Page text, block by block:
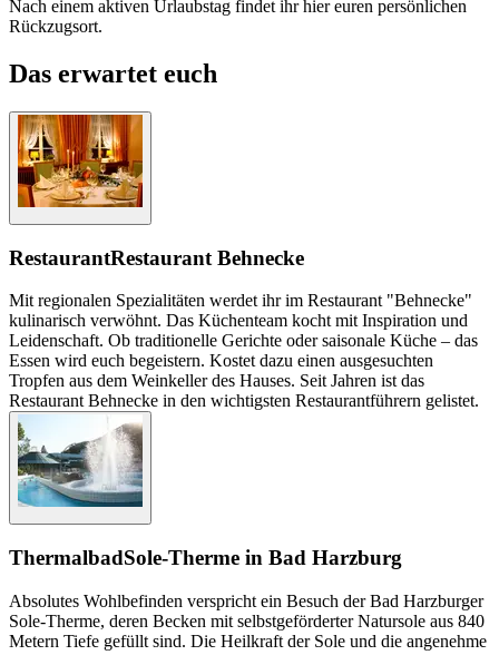
Nach einem aktiven Urlaubstag findet ihr hier euren persönlichen
Rückzugsort.
Das erwartet euch
RestaurantRestaurant Behnecke
Mit regionalen Spezialitäten werdet ihr im Restaurant "Behnecke"
kulinarisch verwöhnt. Das Küchenteam kocht mit Inspiration und
Leidenschaft. Ob traditionelle Gerichte oder saisonale Küche – das
Essen wird euch begeistern. Kostet dazu einen ausgesuchten
Tropfen aus dem Weinkeller des Hauses. Seit Jahren ist das
Restaurant Behnecke in den wichtigsten Restaurantführern gelistet.
ThermalbadSole-Therme in Bad Harzburg
Absolutes Wohlbefinden verspricht ein Besuch der Bad Harzburger
Sole-Therme, deren Becken mit selbstgeförderter Natursole aus 840
Metern Tiefe gefüllt sind. Die Heilkraft der Sole und die angenehme